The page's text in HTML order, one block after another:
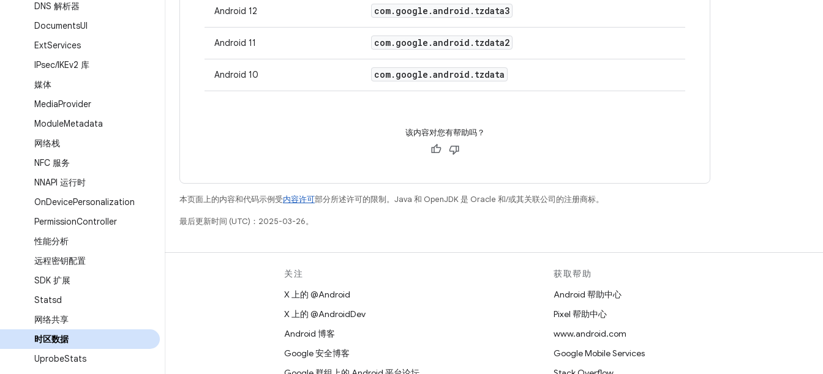
DNS 解析器
DocumentsUI
ExtServices
IPsec/IKEv2 库
媒体
MediaProvider
ModuleMetadata
网络栈
NFC 服务
NNAPI 运行时
OnDevicePersonalization
PermissionController
性能分析
远程密钥配置
SDK 扩展
Statsd
网络共享
时区数据
UprobeStats
Android 12 com. google .android . tzdata3
Android 11 com. google .android . tzdata2
Android 10 com. google .android . tzdata
该内容对您有帮助吗？
本页面上的内容和代码示例受内容许可部分所述许可的限制。Java 和 OpenJDK 是 Oracle 和/或其关联公司的注册商标。
最后更新时间 (UTC)：2025-03-26。
Android 代码库
预览二进制文件
关注
X 上的 @Android
X 上的 @AndroidDev
Android 博客
Google 安全博客
获取帮助
Android 帮助中心
Pixel 帮助中心
www.android.com
Google Mobile Services